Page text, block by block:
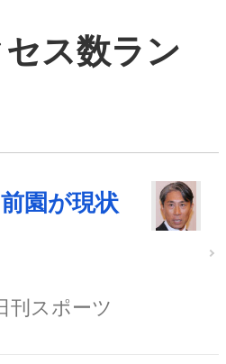
ス数ラン
園が現状
刊スポーツ